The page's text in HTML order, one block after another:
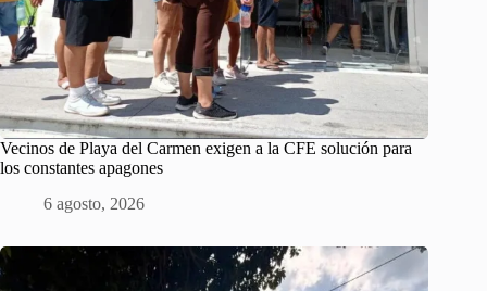
Vecinos de Playa del Carmen exigen a la CFE solución para
los constantes apagones
6 agosto, 2026